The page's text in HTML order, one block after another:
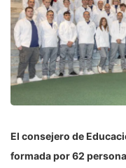
El consejero de
formada por 62